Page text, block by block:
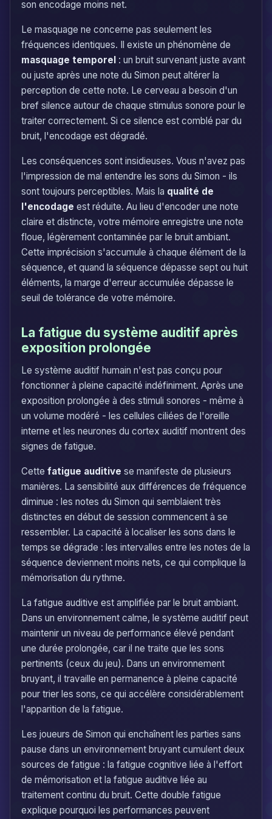
son encodage moins net.
Le masquage ne concerne pas seulement les
fréquences identiques. Il existe un phénomène de
masquage temporel : un bruit survenant juste avant
ou juste après une note du Simon peut altérer la
perception de cette note. Le cerveau a besoin d'un
bref silence autour de chaque stimulus sonore pour le
traiter correctement. Si ce silence est comblé par du
bruit, l'encodage est dégradé.
Les conséquences sont insidieuses. Vous n'avez pas
l'impression de mal entendre les sons du Simon - ils
sont toujours perceptibles. Mais la qualité de
l'encodage est réduite. Au lieu d'encoder une note
claire et distincte, votre mémoire enregistre une note
floue, légèrement contaminée par le bruit ambiant.
Cette imprécision s'accumule à chaque élément de la
séquence, et quand la séquence dépasse sept ou huit
éléments, la marge d'erreur accumulée dépasse le
seuil de tolérance de votre mémoire.
La fatigue du système auditif après
exposition prolongée
Le système auditif humain n'est pas conçu pour
fonctionner à pleine capacité indéfiniment. Après une
exposition prolongée à des stimuli sonores - même à
un volume modéré - les cellules ciliées de l'oreille
interne et les neurones du cortex auditif montrent des
signes de fatigue.
Cette fatigue auditive se manifeste de plusieurs
manières. La sensibilité aux différences de fréquence
diminue : les notes du Simon qui semblaient très
distinctes en début de session commencent à se
ressembler. La capacité à localiser les sons dans le
temps se dégrade : les intervalles entre les notes de la
séquence deviennent moins nets, ce qui complique la
mémorisation du rythme.
La fatigue auditive est amplifiée par le bruit ambiant.
Dans un environnement calme, le système auditif peut
maintenir un niveau de performance élevé pendant
une durée prolongée, car il ne traite que les sons
pertinents (ceux du jeu). Dans un environnement
bruyant, il travaille en permanence à pleine capacité
pour trier les sons, ce qui accélère considérablement
l'apparition de la fatigue.
Les joueurs de Simon qui enchaînent les parties sans
pause dans un environnement bruyant cumulent deux
sources de fatigue : la fatigue cognitive liée à l'effort
de mémorisation et la fatigue auditive liée au
traitement continu du bruit. Cette double fatigue
explique pourquoi les performances peuvent